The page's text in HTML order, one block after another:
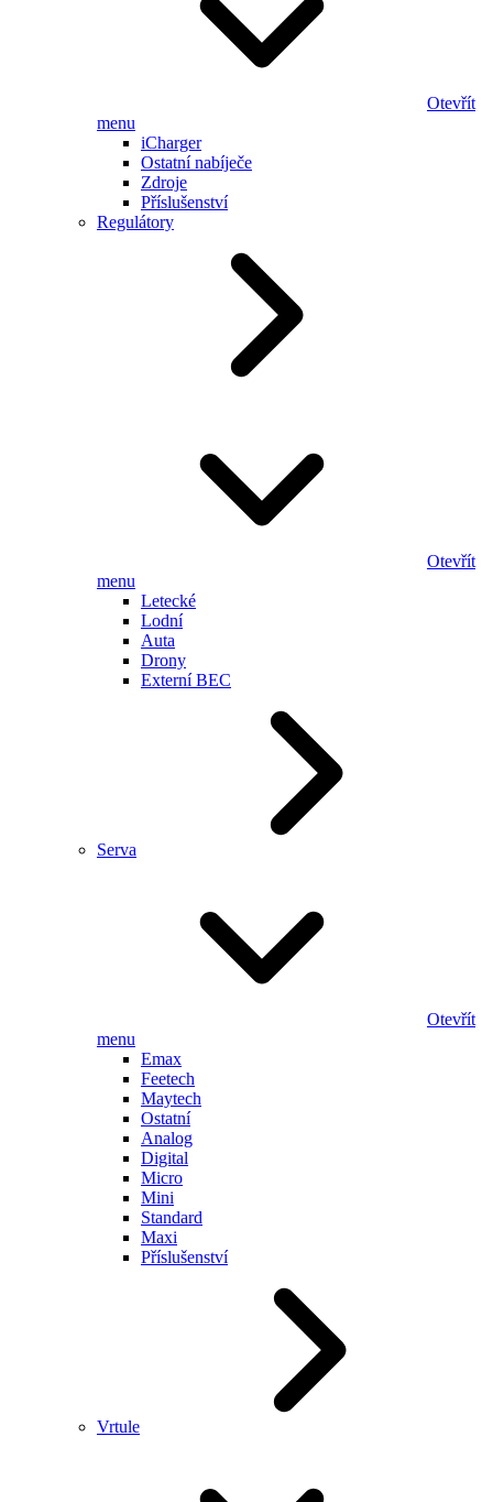
Otevřít
menu
iCharger
Ostatní nabíječe
Zdroje
Příslušenství
Regulátory
Otevřít
menu
Letecké
Lodní
Auta
Drony
Externí BEC
Serva
Otevřít
menu
Emax
Feetech
Maytech
Ostatní
Analog
Digital
Micro
Mini
Standard
Maxi
Příslušenství
Vrtule